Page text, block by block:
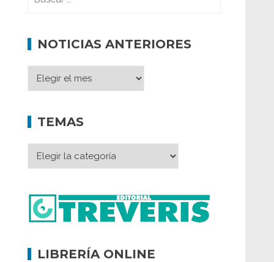
NOTICIAS ANTERIORES
TEMAS
LIBRERÍA ONLINE